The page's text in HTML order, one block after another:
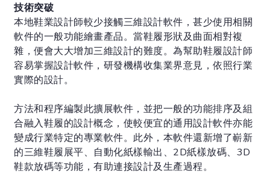
技術突破
本地鞋業設計師較少接觸三維設計軟件，甚少使用相關
軟件的一般功能繪畫產品。當鞋履形狀及曲面相對複
雜，便會大大增加三維設計的難度。為幫助鞋履設計師
容易掌握設計軟件，研發機構收集業界意見，依照行業
實際的設計。
方法和程序編製此擴展軟件，並把一般的功能排序及組
合融入鞋履的設計概念，使較便宜的通用設計軟件亦能
變成行業特定的專業軟件。此外，本軟件還新增了嶄新
的三維鞋履展平、自動化紙樣輸出、2D紙樣放碼、3D
鞋款放碼等功能，有助連接設計及生產過程。